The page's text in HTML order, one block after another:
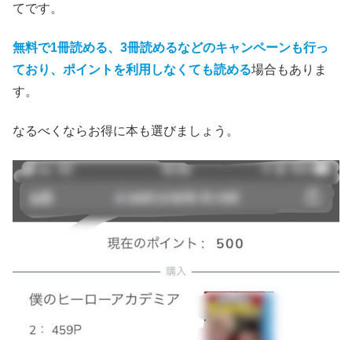
てです。
無料で1冊読める、3冊読めるなどのキャンペーンも行っ
ており、ポイントを利用しなくても読める場合もありま
す。
なるべくならお得に本も選びましょう。